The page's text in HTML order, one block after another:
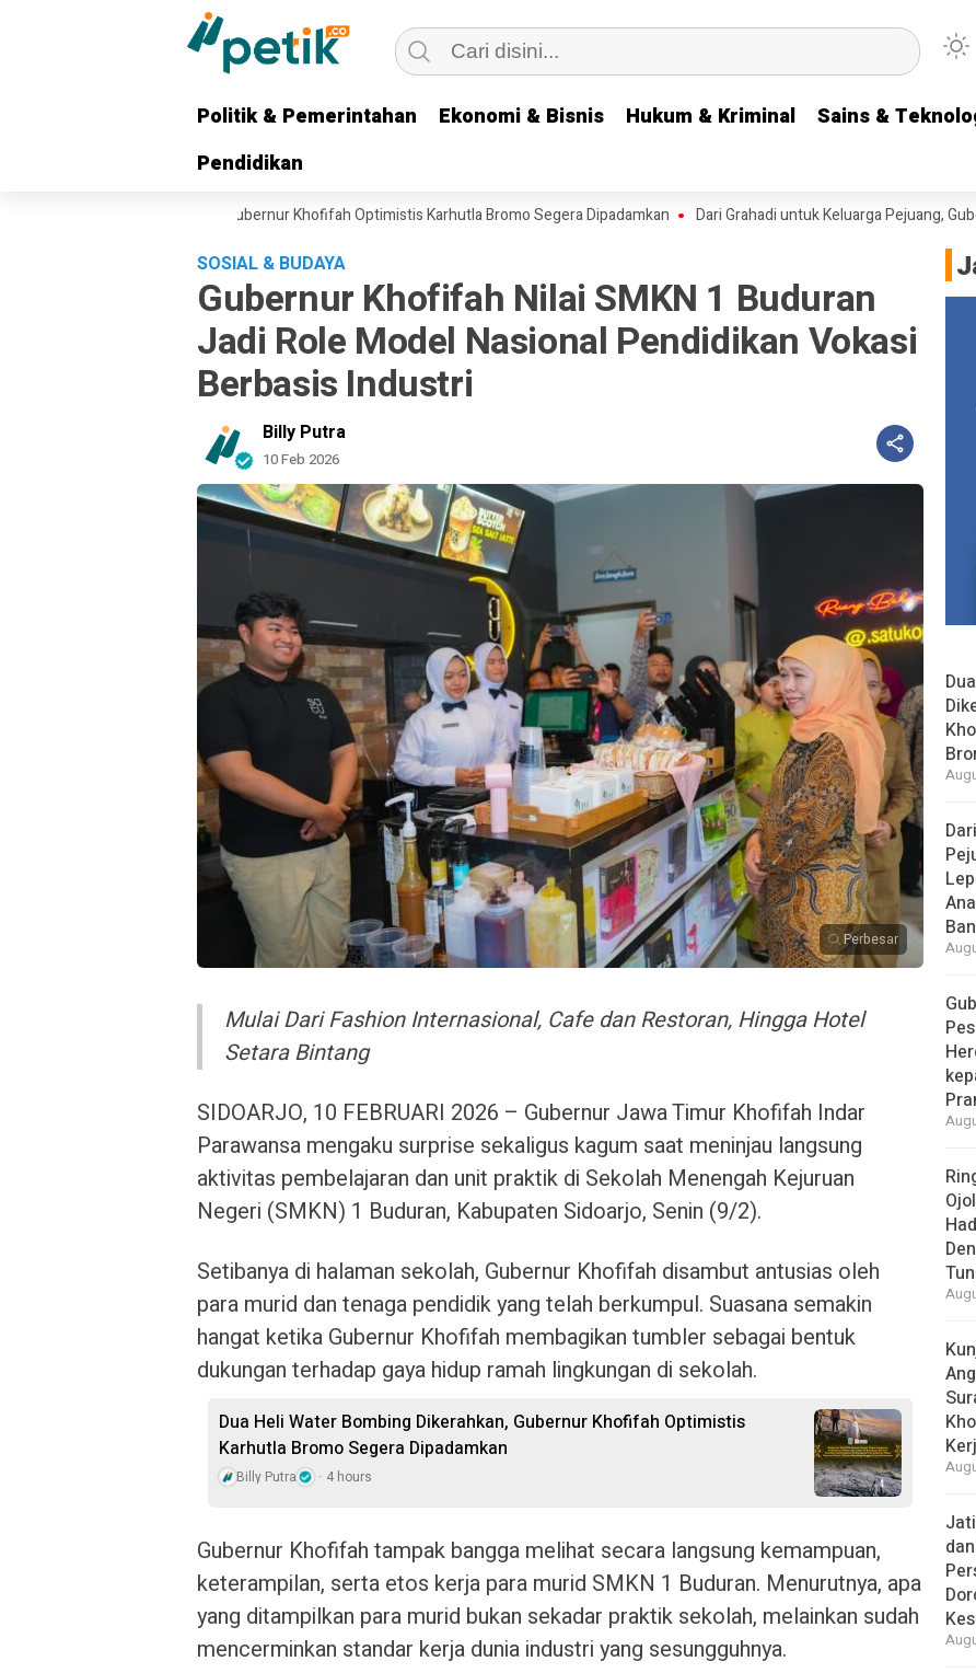
Politik & Pemerintahan Ekonomi & Bisnis Hukum & Kriminal Sains &
Pendidikan
Politik & Pemerintahan Ekonomi & Bisnis Hukum & Kriminal Sains &
Pendidikan
Bombing Dikerahkan, Gubernur Khofifah Optimistis Karhutla Bromo Segera Dipadamkan Dari Grahadi untuk Keluarga Pejuang, Gubernur
SOSIAL & BUDAYA
Gubernur Khofifah Nilai SMKN 1 Buduran
Jadi Role Model Nasional Pendidikan Vokasi
Berbasis Industri
Billy Putra
10 Feb 2026
Perbesar
Mulai Dari Fashion Internasional, Cafe dan Restoran, Hingga Hotel
Setara Bintang
SIDOARJO, 10 FEBRUARI 2026 – Gubernur Jawa Timur Khofifah Indar
Parawansa mengaku surprise sekaligus kagum saat meninjau langsung
aktivitas pembelajaran dan unit praktik di Sekolah Menengah Kejuruan
Negeri (SMKN) 1 Buduran, Kabupaten Sidoarjo, Senin (9/2).
Setibanya di halaman sekolah, Gubernur Khofifah disambut antusias oleh
para murid dan tenaga pendidik yang telah berkumpul. Suasana semakin
hangat ketika Gubernur Khofifah membagikan tumbler sebagai bentuk
dukungan terhadap gaya hidup ramah lingkungan di sekolah.
Dua Heli Water Bombing Dikerahkan, Gubernur Khofifah Optimistis
Karhutla Bromo Segera Dipadamkan
Billy Putra 4 hours
Gubernur Khofifah tampak bangga melihat secara langsung kemampuan,
keterampilan, serta etos kerja para murid SMKN 1 Buduran. Menurutnya, apa
yang ditampilkan para murid bukan sekadar praktik sekolah, melainkan sudah
mencerminkan standar kerja dunia industri yang sesungguhnya.